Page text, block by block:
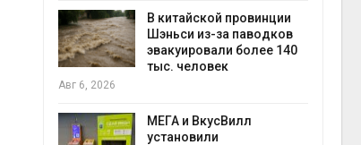
В китайской провинции
Шэньси из-за паводков
эвакуировали более 140
тыс. человек
Авг 6, 2026
МЕГА и ВкусВилл
установили